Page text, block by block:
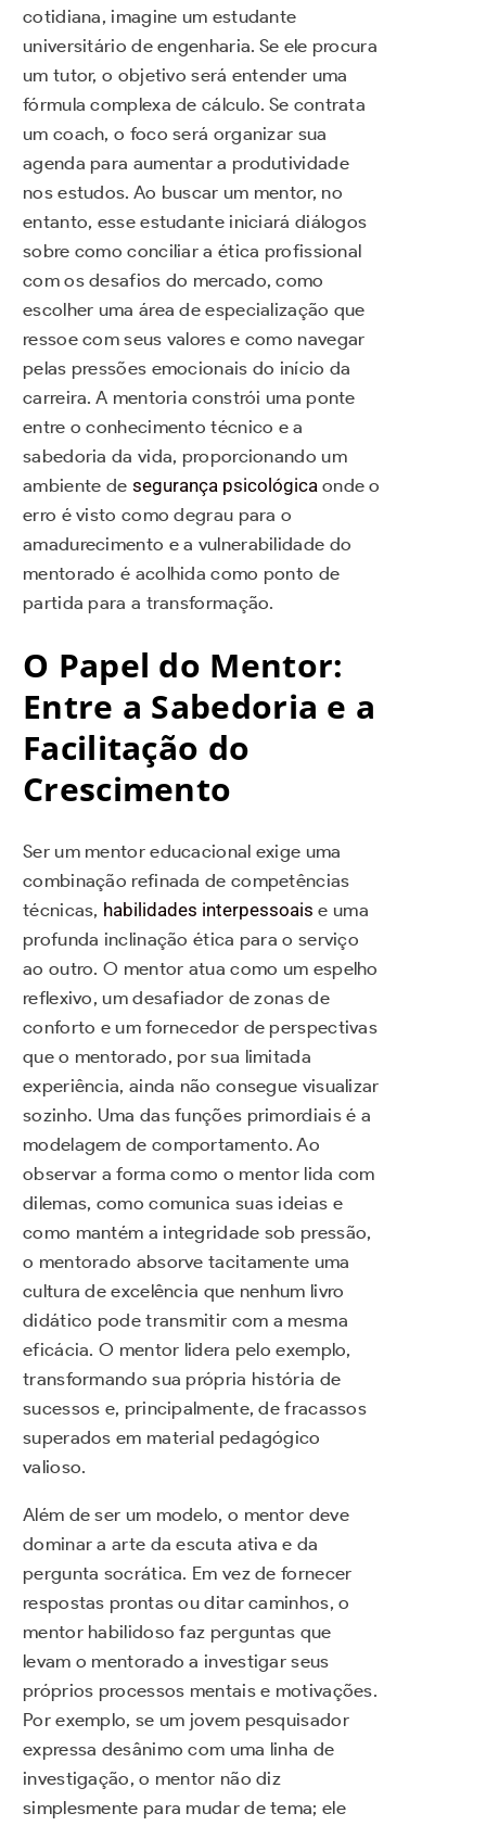
cotidiana, imagine um estudante
universitário de engenharia. Se ele procura
um tutor, o objetivo será entender uma
fórmula complexa de cálculo. Se contrata
um coach, o foco será organizar sua
agenda para aumentar a produtividade
nos estudos. Ao buscar um mentor, no
entanto, esse estudante iniciará diálogos
sobre como conciliar a ética profissional
com os desafios do mercado, como
escolher uma área de especialização que
ressoe com seus valores e como navegar
pelas pressões emocionais do início da
carreira. A mentoria constrói uma ponte
entre o conhecimento técnico e a
sabedoria da vida, proporcionando um
ambiente de segurança psicológicaonde o
erro é visto como degrau para o
amadurecimento e a vulnerabilidade do
mentorado é acolhida como ponto de
partida para a transformação.
O Papel do Mentor:
Entre a Sabedoria e a
Facilitação do
Crescimento
Ser um mentor educacional exige uma
combinação refinada de competências
técnicas, habilidades interpessoais e uma
profunda inclinação ética para o serviço
ao outro. O mentor atua como um espelho
reflexivo, um desafiador de zonas de
conforto e um fornecedor de perspectivas
que o mentorado, por sua limitada
experiência, ainda não consegue visualizar
sozinho. Uma das funções primordiais é a
modelagem de comportamento. Ao
observar a forma como o mentor lida com
dilemas, como comunica suas ideias e
como mantém a integridade sob pressão,
o mentorado absorve tacitamente uma
cultura de excelência que nenhum livro
didático pode transmitir com a mesma
eficácia. O mentor lidera pelo exemplo,
transformando sua própria história de
sucessos e, principalmente, de fracassos
superados em material pedagógico
valioso.
Além de ser um modelo, o mentor deve
dominar a arte da escuta ativa e da
pergunta socrática. Em vez de fornecer
respostas prontas ou ditar caminhos, o
mentor habilidoso faz perguntas que
levam o mentorado a investigar seus
próprios processos mentais e motivações.
Por exemplo, se um jovem pesquisador
expressa desânimo com uma linha de
investigação, o mentor não diz
simplesmente para mudar de tema; ele